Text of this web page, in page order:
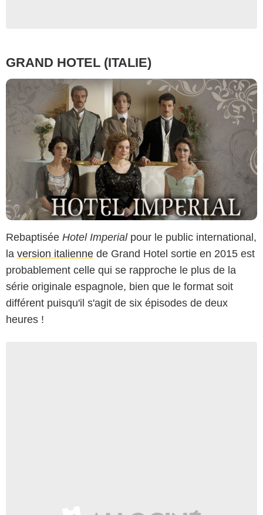
GRAND HOTEL (ITALIE)
Rebaptisée Hotel Imperialpour le public international,
la version italienne de Grand Hotel sortie en 2015 est
probablement celle qui se rapproche le plus de la
série originale espagnole, bien que le format soit
différent puisqu'il s'agit de six épisodes de deux
heures !